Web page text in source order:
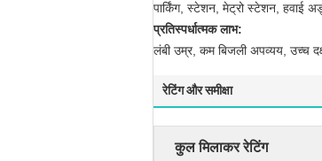
पार्किंग, स्टेशन, मेट्रो स्टेशन, हवाई
प्रतिस्पर्धात्मक लाभ:
लंबी उम्र, कम बिजली अपव्यय, उच्च
रेटिंग और समीक्षा
कुल मिलाकर रेटिंग